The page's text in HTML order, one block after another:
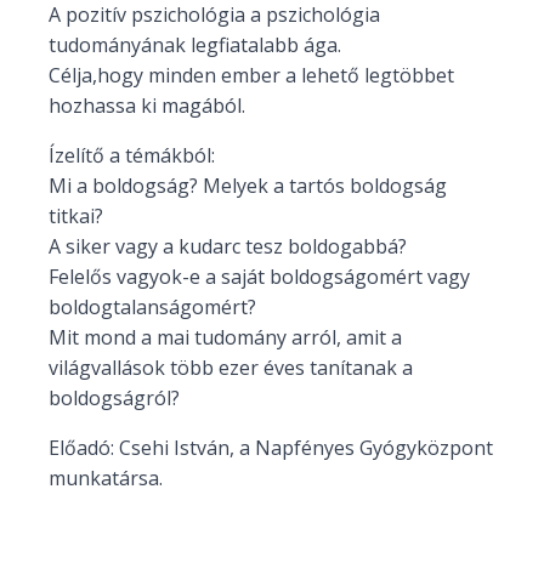
A pozitív pszichológia a pszichológia
tudományának legfiatalabb ága.
Célja,hogy minden ember a lehető legtöbbet
hozhassa ki magából.
Ízelítő a témákból:
Mi a boldogság? Melyek a tartós boldogság
titkai?
A siker vagy a kudarc tesz boldogabbá?
Felelős vagyok-e a saját boldogságomért vagy
boldogtalanságomért?
Mit mond a mai tudomány arról, amit a
világvallások több ezer éves tanítanak a
boldogságról?
Előadó: Csehi István, a Napfényes Gyógyközpont
munkatársa.